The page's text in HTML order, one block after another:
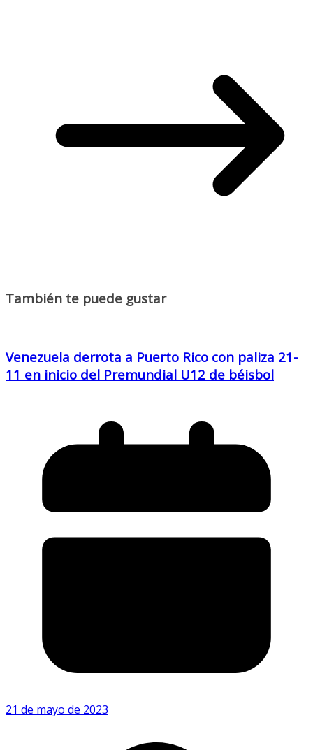
También te puede gustar
Venezuela derrota a Puerto Rico con paliza 21-
11 en inicio del Premundial U12 de béisbol
21 de mayo de 2023